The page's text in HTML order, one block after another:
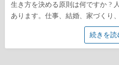
生き方を決める原則は何ですか ?
あります。仕事、結婚、家づくり
続きを読